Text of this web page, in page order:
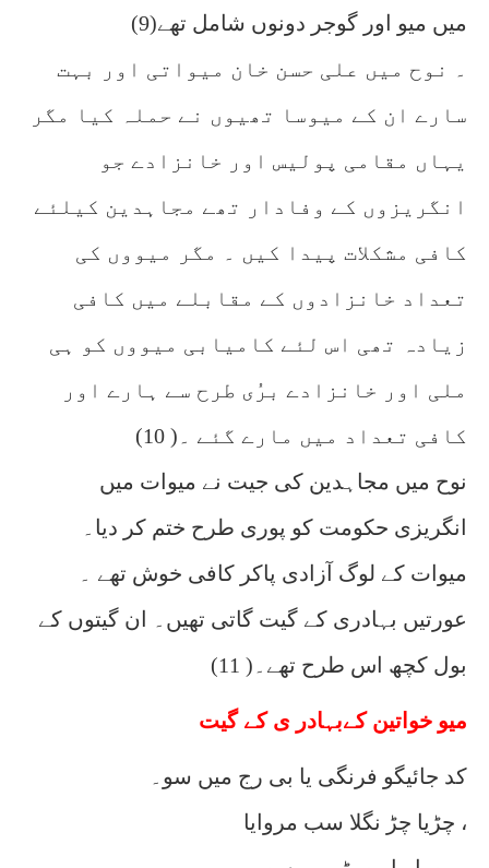
میں میو اور گوجر دونوں شامل تھے(9)
۔ نوح میں علی حسن خان میواتی اور بہت
سارے ان کے میوسا تھیوں نے حملہ کیا مگر
یہاں مقامی پولیس اور خانزادے جو
انگریزوں کے وفادار تھے مجاہدین کیلئے
کافی مشکلات پیدا کیں ۔ مگر میووں کی
تعداد خانزادوں کے مقابلے میں کافی
زیادہ تھی اس لئے کامیابی میووں کو ہی
ملی اور خانزادے برُی طرح سے ہارے اور
کافی تعداد میں مارے گئے ۔( 10)
نوح میں مجاہدین کی جیت نے میوات میں
انگریزی حکومت کو پوری طرح ختم کر دیا۔
میوات کے لوگ آزادی پاکر کافی خوش تھے ۔
عورتیں بہادری کے گیت گاتی تھیں۔ ان گیتوں کے
بول کچھ اس طرح تھے۔( 11)
میو خواتین کےبہادر ی کے گیت
کد جائیگو فرنگی یا بی رج میں سو۔
چڑیا چڑ نگلا سب مروایا ،